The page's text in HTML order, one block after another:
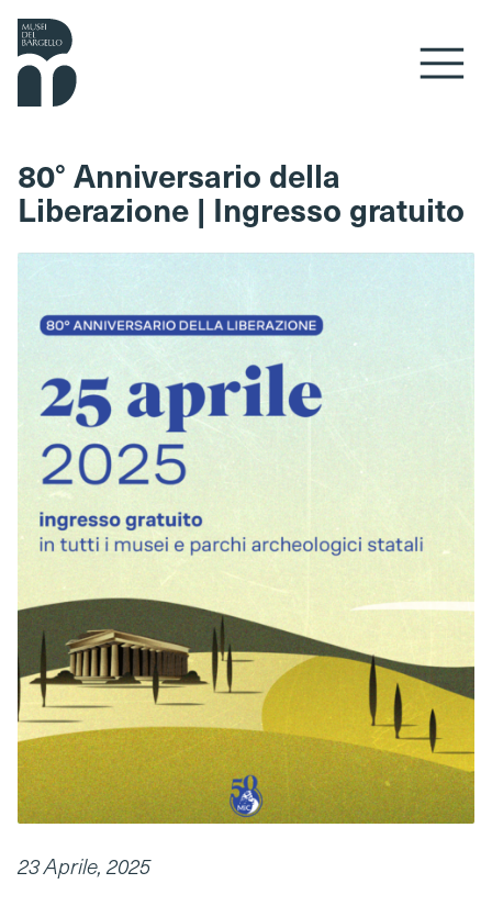
Vai al contenuto
80° Anniversario della
Liberazione | Ingresso gratuito
23 Aprile, 2025